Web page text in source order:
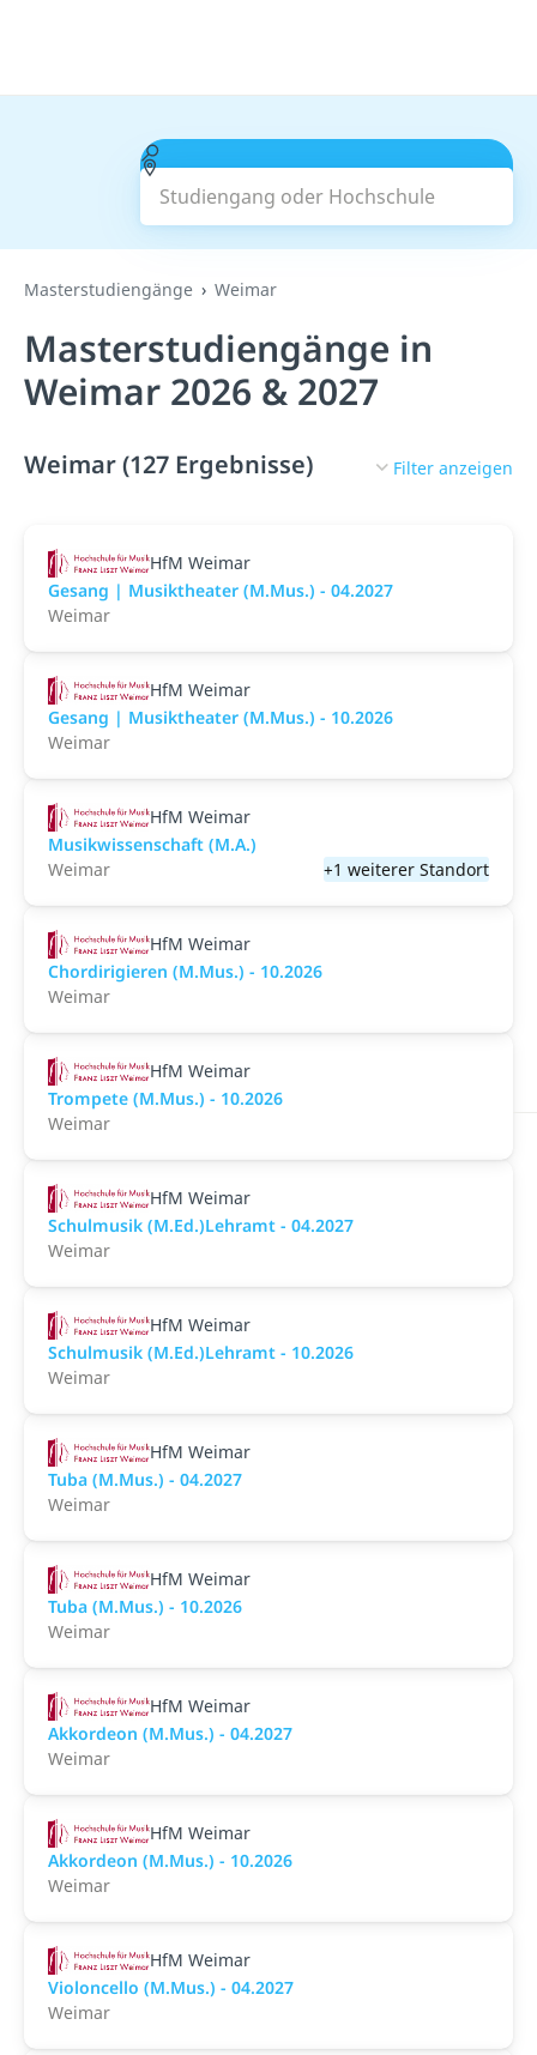
Studiengang oder Hochschule
Suchen
Masterstudiengänge Weimar
Masterstudiengänge in
Weimar 2026 & 2027
Weimar (127 Ergebnisse) Filter anzeigen
HfM Weimar
Gesang | Musiktheater (M.Mus.) - 04.2027
Weimar
HfM Weimar
Gesang | Musiktheater (M.Mus.) - 10.2026
Weimar
HfM Weimar
Musikwissenschaft (M.A.)
Weimar
+1 weiterer Standort
HfM Weimar
Chordirigieren (M.Mus.) - 10.2026
Weimar
HfM Weimar
Trompete (M.Mus.) - 10.2026
Weimar
HfM Weimar
Schulmusik (M.Ed.)Lehramt - 04.2027
Weimar
HfM Weimar
Schulmusik (M.Ed.)Lehramt - 10.2026
Weimar
HfM Weimar
Tuba (M.Mus.) - 04.2027
Weimar
HfM Weimar
Tuba (M.Mus.) - 10.2026
Weimar
HfM Weimar
Akkordeon (M.Mus.) - 04.2027
Weimar
HfM Weimar
Akkordeon (M.Mus.) - 10.2026
Weimar
HfM Weimar
Violoncello (M.Mus.) - 04.2027
Weimar